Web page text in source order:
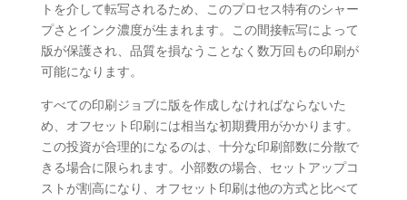
トを介して転写されるため、このプロセス特有のシャー
プさとインク濃度が生まれます。この間接転写によって
版が保護され、品質を損なうことなく数万回もの印刷が
可能になります。
すべての印刷ジョブに版を作成しなければならないた
め、オフセット印刷には相当な初期費用がかかります。
この投資が合理的になるのは、十分な印刷部数に分散で
きる場合に限られます。小部数の場合、セットアップコ
ストが割高になり、オフセット印刷は他の方式と比べて